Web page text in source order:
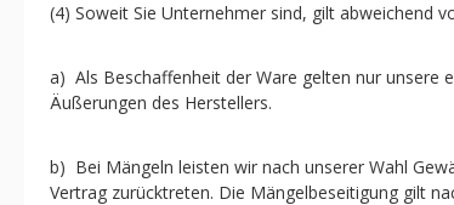
(4) Soweit Sie Unternehmer sind, gilt abweichend
a) Als Beschaffenheit der Ware gelten nur unsere
Äußerungen des Herstellers.
b) Bei Mängeln leisten wir nach unserer Wahl
Vertrag zurücktreten. Die Mängelbeseitigung gilt